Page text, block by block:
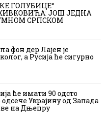
ГОЛУБИЦЕ“
ЈОШ ЈЕДНА
СРПСКОМ
фон дер Лајен је
а Русија ће сигурно
ће имати 90 одсто
одсече Украјину од Запада
на Дњепру